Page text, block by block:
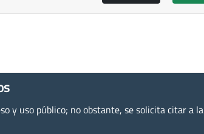
y uso público; no obstante, se solicita citar a la